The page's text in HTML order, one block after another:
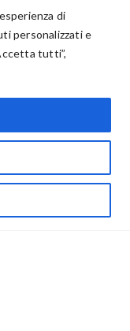
di
personalizzati e
tutti”,